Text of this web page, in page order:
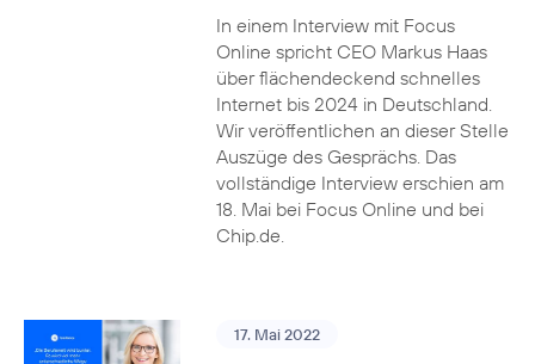
In einem Interview mit Focus
Online spricht CEO Markus Haas
über flächendeckend schnelles
Internet bis 2024 in Deutschland.
Wir veröffentlichen an dieser Stelle
Auszüge des Gesprächs. Das
vollständige Interview erschien am
18. Mai bei Focus Online und bei
Chip.de.
17. Mai 2022